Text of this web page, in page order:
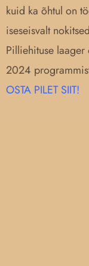
kuid ka õhtul on
iseseisvalt
Pilliehituse laager
2024
OSTA PILET SIIT!